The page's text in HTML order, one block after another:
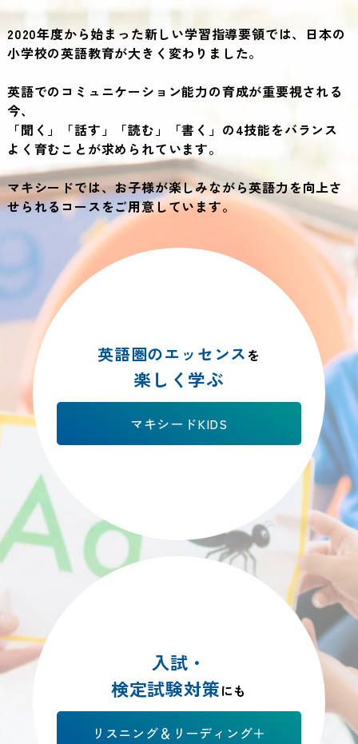
2020年度から始まった新しい学習指導要領では、日本の
小学校の英語教育が大きく変わりました。
英語でのコミュニケーション能力の育成が重要視される
今、
「聞く」「話す」「読む」「書く」の4技能をバランス
よく育むことが求められています。
マキシードでは、お子様が楽しみながら英語力を向上さ
せられるコースをご用意しています。
英語圏のエッセンスを
楽しく学ぶ
マキシードKIDS
入試・
検定試験対策にも
リスニング＆リーディング＋